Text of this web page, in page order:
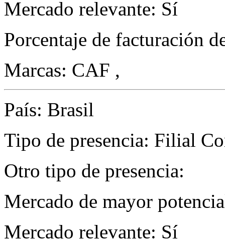
Mercado relevante: Sí
Porcentaje de facturación
Marcas: CAF ,
País: Brasil
Tipo de presencia: Filial
Otro tipo de presencia:
Mercado de mayor
Mercado relevante: Sí